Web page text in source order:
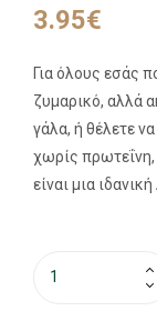
3.95€
Για όλους εσάς
ζυμαρικό, αλλά
γάλα, ή θέλετε
χωρίς πρωτεΐνη,
είναι μια